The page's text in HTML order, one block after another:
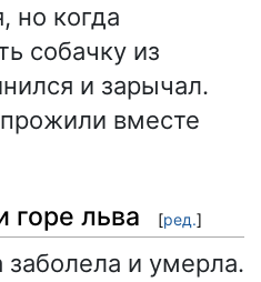
но когда
собачку из
и зарычал.
вместе
горе льва [ред.]
заболела и умерла.